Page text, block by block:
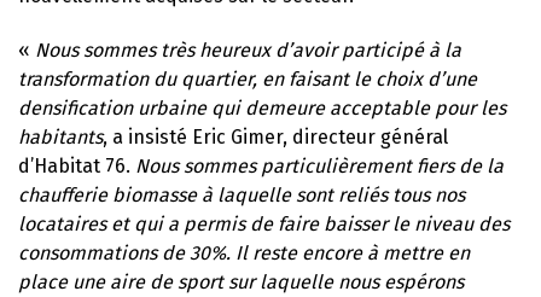
« Nous sommes très heureux d’avoir participé à la
transformation du quartier, en faisant le choix d’une
densification urbaine qui demeure acceptable pour les
habitants, a insisté Eric Gimer, directeur général
d’Habitat 76. Nous sommes particulièrement fiers de la
chaufferie biomasse à laquelle sont reliés tous nos
locataires et qui a permis de faire baisser le niveau des
consommations de 30%. Il reste encore à mettre en
place une aire de sport sur laquelle nous espérons